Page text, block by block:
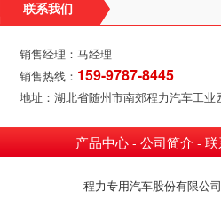
联系我们
销售经理：马经理
销售热线： 159-9787-8445
地址：湖北省随州市南郊程力汽车工业
产品中心- 公司简介 -
程力专用汽车股份有限公